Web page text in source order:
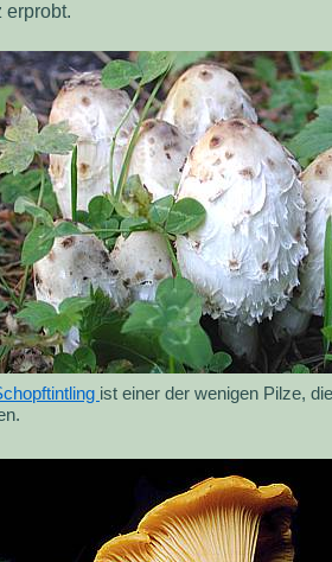
erprobt.
ist einer der wenigen Pilze,